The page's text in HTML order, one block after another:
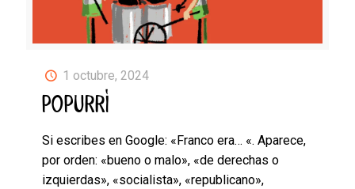
1 octubre, 2024
POPURRÍ
Si escribes en Google: «Franco era… «. Aparece,
por orden: «bueno o malo», «de derechas o
izquierdas», «socialista», «republicano»,